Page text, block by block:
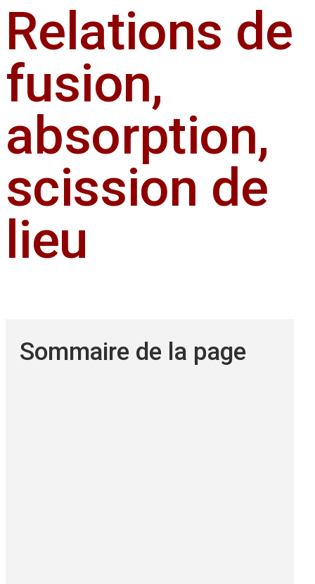
Relations de
fusion,
absorption,
scission de
lieu
Sommaire de la page